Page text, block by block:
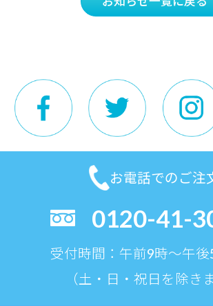
お電話でのご注
0120-41-
受付時間：午前9時〜午後
（土・日・祝日を除き